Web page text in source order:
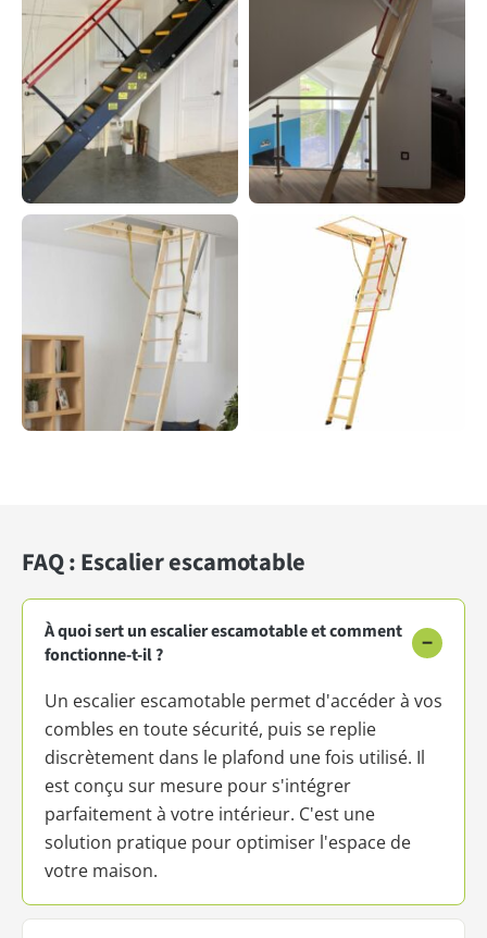
FAQ : Escalier escamotable
À quoi sert un escalier escamotable et comment
fonctionne-t-il ?
−
Un escalier escamotable permet d'accéder à vos
combles en toute sécurité, puis se replie
discrètement dans le plafond une fois utilisé. Il
est conçu sur mesure pour s'intégrer
parfaitement à votre intérieur. C'est une
solution pratique pour optimiser l'espace de
votre maison.